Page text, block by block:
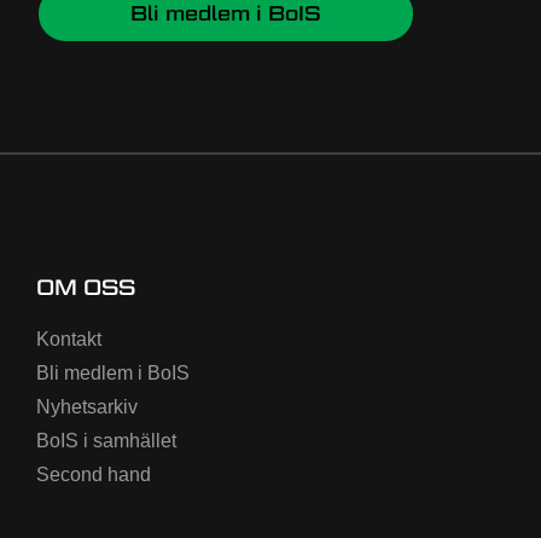
Bli medlem i BoIS
OM OSS
Kontakt
Bli medlem i BoIS
Nyhetsarkiv
BoIS i samhället
Second hand